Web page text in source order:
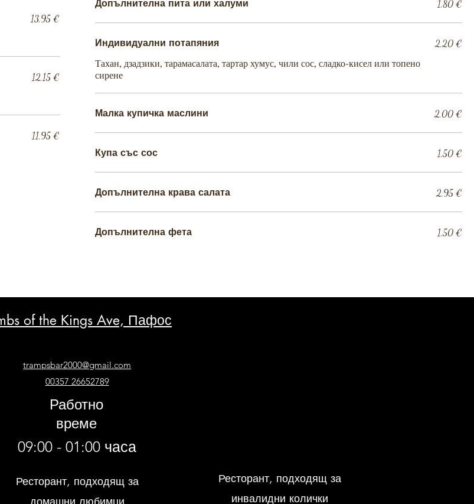
13,95 €
12,15 €
11,95 €
Допълнителна пита или халуми 1,80 €
Индивидуални потапяния
Тахан, дзадзики, тарамасалата, тартар хумус, чили сос, сладко-кисел или топено
сирене
2,20 €
Малка купичка маслини 2,00 €
Купа със сос 1,50 €
Допълнителна крава салата 2,95 €
Допълнителна фета 1,50 €
of the Kings Ave, Пафос
trampsbar2000@gmail.com
00357 26652789
Работно
време
09:00 - 01:00 часа
Ресторант, подходящ за
домашни любимци
Ресторант, подходящ за
инвалидни колички